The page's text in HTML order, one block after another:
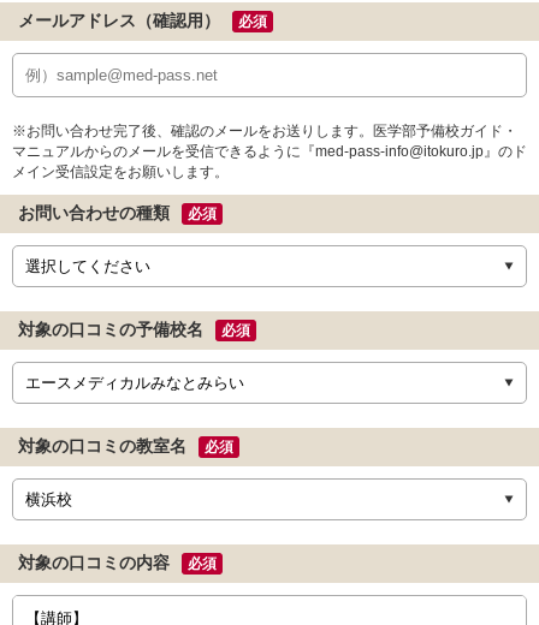
メールアドレス（確認用） 必須
※お問い合わせ完了後、確認のメールをお送りします。医学部予備校ガイド・
マニュアルからのメールを受信できるように『med-pass-info@itokuro.jp』のド
メイン受信設定をお願いします。
お問い合わせの種類 必須
対象の口コミの予備校名 必須
対象の口コミの教室名 必須
対象の口コミの内容 必須